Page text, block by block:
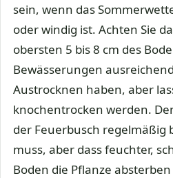
sein, wenn das
oder windig ist. Achten Sie
obersten 5 bis 8 cm des
Bewässerungen
Austrocknen haben, aber
knochentrocken werden.
der Feuerbusch regelmäßig
muss, aber dass feuchter,
Boden die Pflanze